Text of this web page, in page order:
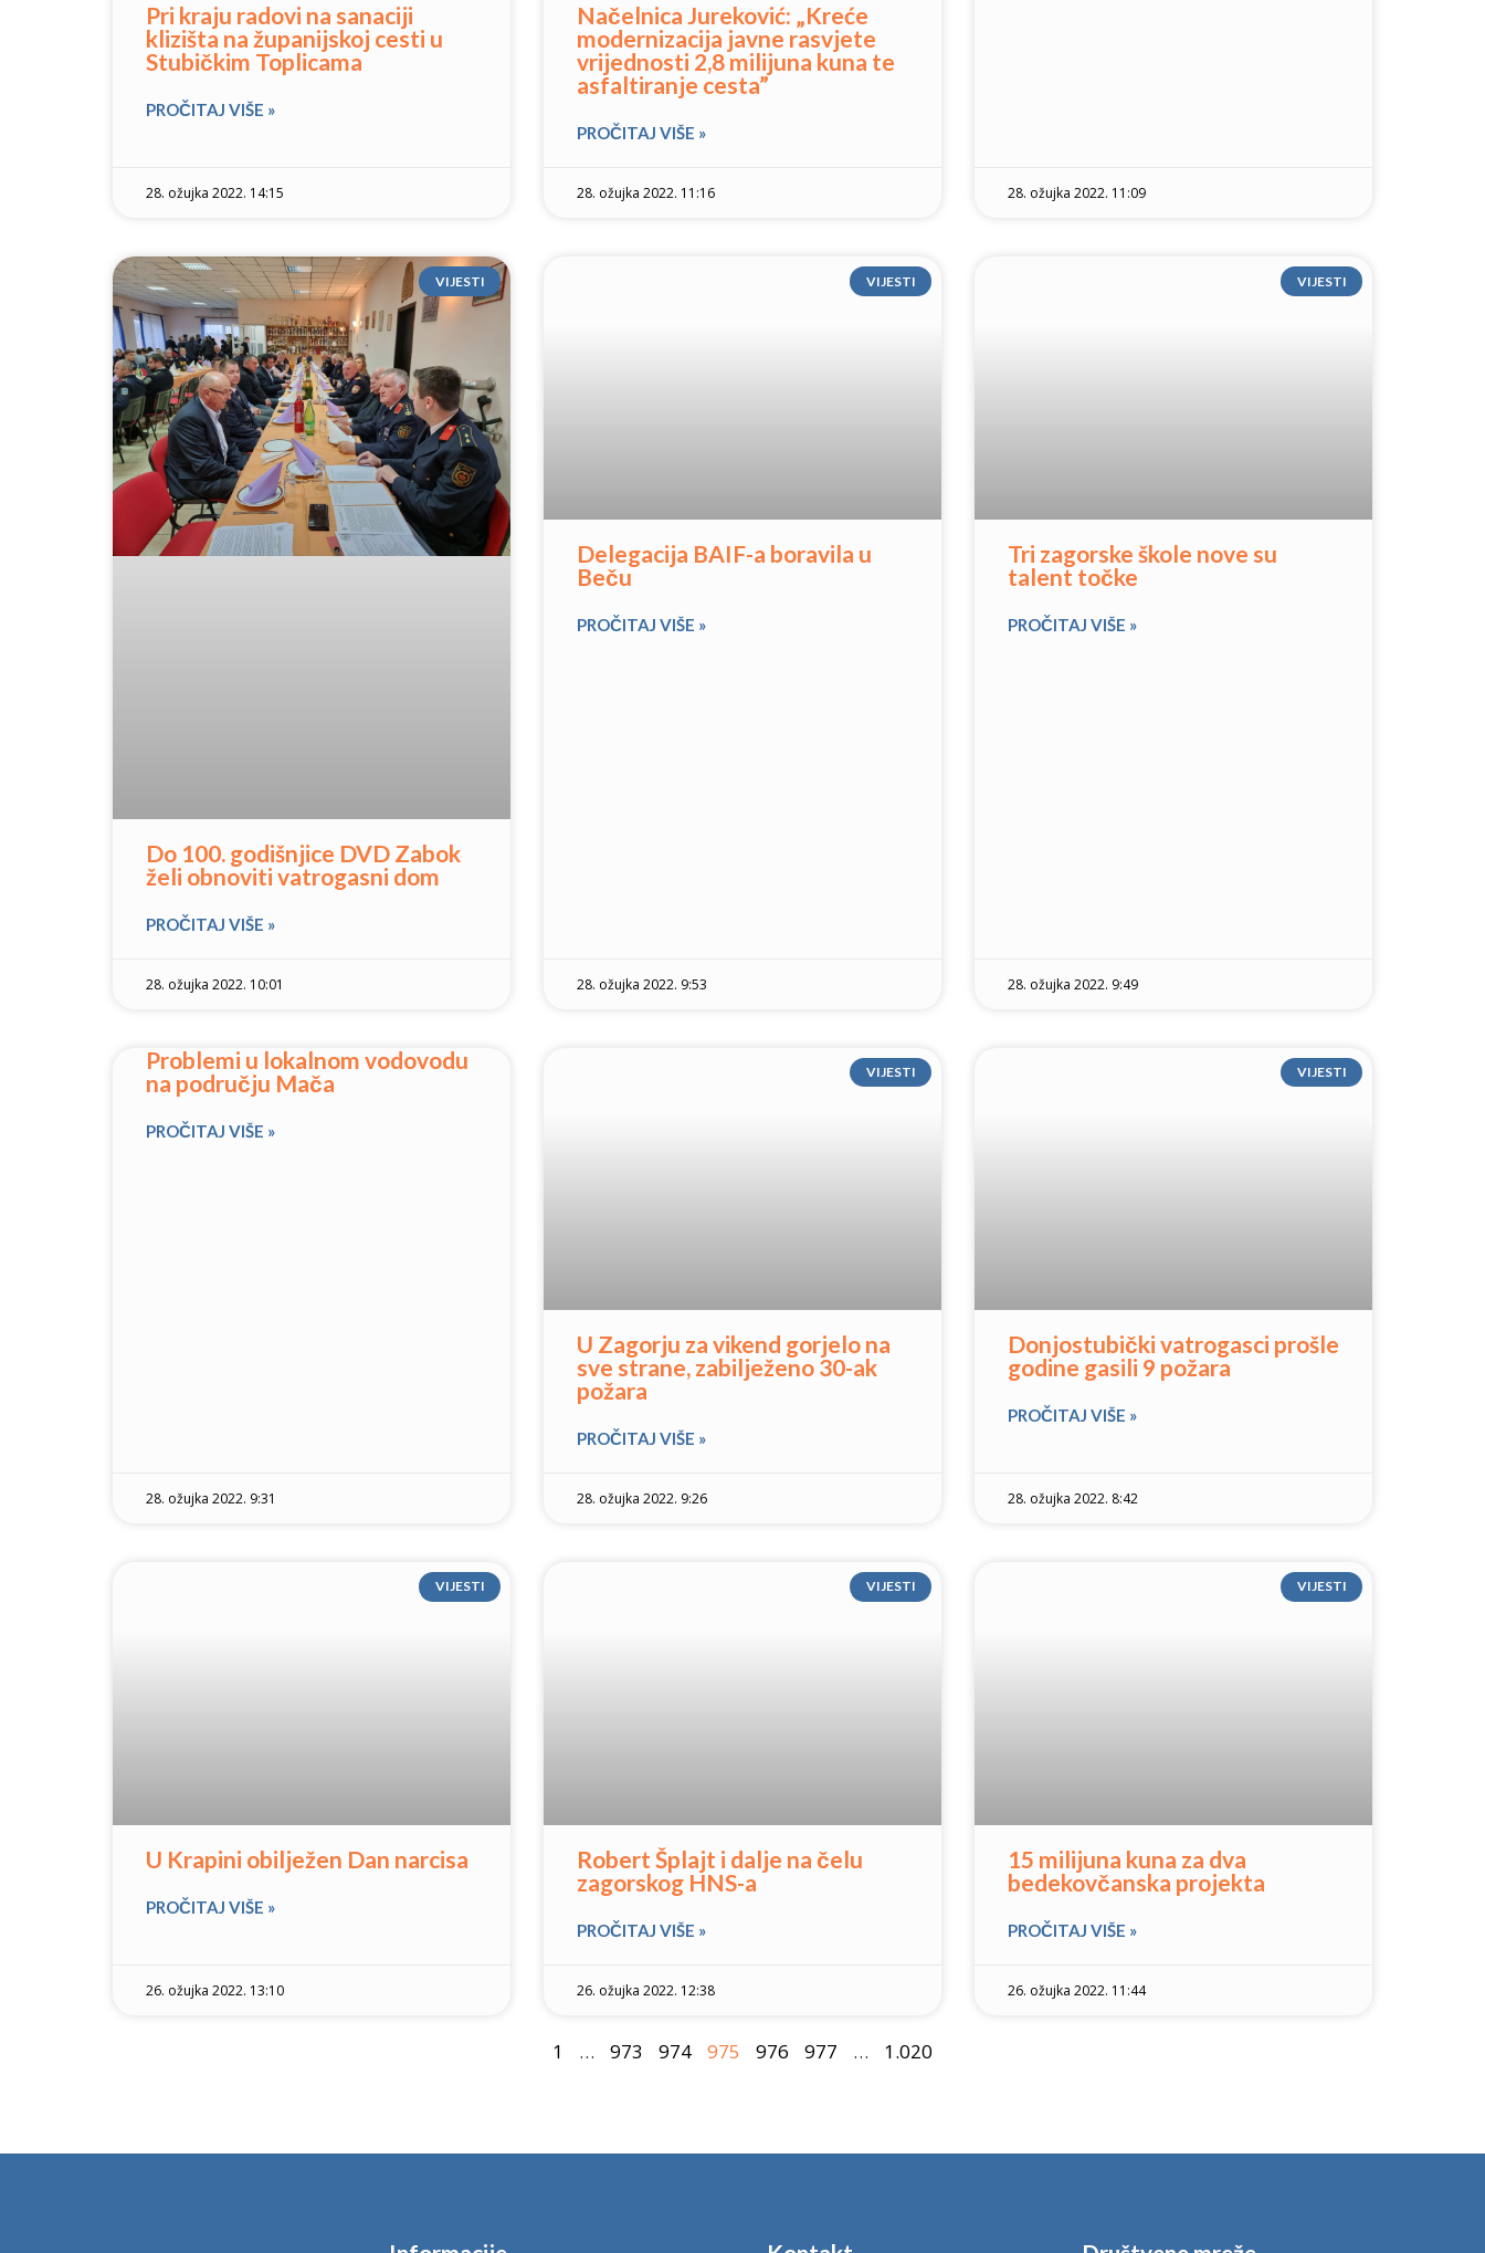
Pri kraju radovi na sanaciji
klizišta na županijskoj cesti u
Stubičkim Toplicama
PROČITAJ VIŠE »
28. ožujka 2022. 14:15
Načelnica Jureković: „Kreće
modernizacija javne rasvjete
vrijednosti 2,8 milijuna kuna te
asfaltiranje cesta”
PROČITAJ VIŠE »
28. ožujka 2022. 11:16 28. ožujka 2022. 11:09
VIJESTI
Do 100. godišnjice DVD Zabok
želi obnoviti vatrogasni dom
PROČITAJ VIŠE »
28. ožujka 2022. 10:01
VIJESTI
Delegacija BAIF-a boravila u
Beču
PROČITAJ VIŠE »
28. ožujka 2022. 9:53
VIJESTI
Tri zagorske škole nove su
talent točke
PROČITAJ VIŠE »
28. ožujka 2022. 9:49
Problemi u lokalnom vodovodu
na području Mača
PROČITAJ VIŠE »
28. ožujka 2022. 9:31
VIJESTI
U Zagorju za vikend gorjelo na
sve strane, zabilježeno 30-ak
požara
PROČITAJ VIŠE »
28. ožujka 2022. 9:26
VIJESTI
Donjostubički vatrogasci prošle
godine gasili 9 požara
PROČITAJ VIŠE »
28. ožujka 2022. 8:42
VIJESTI
U Krapini obilježen Dan narcisa
PROČITAJ VIŠE »
26. ožujka 2022. 13:10
VIJESTI
Robert Šplajt i dalje na čelu
zagorskog HNS-a
PROČITAJ VIŠE »
26. ožujka 2022. 12:38
VIJESTI
15 milijuna kuna za dva
bedekovčanska projekta
PROČITAJ VIŠE »
26. ožujka 2022. 11:44
1 … 973 974 975 976 977 … 1.020